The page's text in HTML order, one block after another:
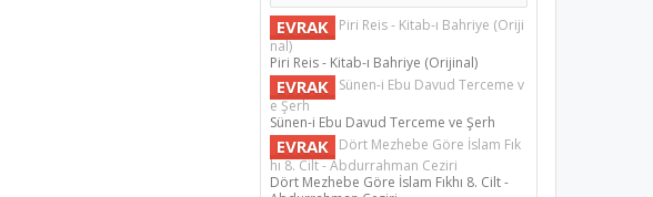
EVRAK Piri Reis - Kitab-ı Bahriye (Oriji
nal)
Piri Reis - Kitab-ı Bahriye (Orijinal)
EVRAK Sünen-i Ebu Davud Terceme v
e Şerh
Sünen-i Ebu Davud Terceme ve Şerh
EVRAK Dört Mezhebe Göre İslam Fık
hı 8. Cilt - Abdurrahman Ceziri
Dört Mezhebe Göre İslam Fıkhı 8. Cilt -